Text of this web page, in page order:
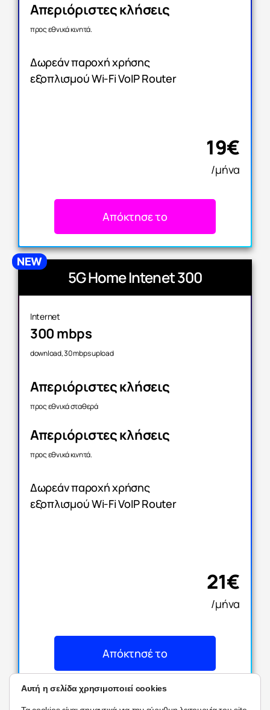
Απεριόριστες κλήσεις
προς εθνικά κινητά.
Δωρεάν παροχή χρήσης
εξοπλισμού Wi-Fi VoIP Router
19€
/μήνα
Απόκτησε το
5G Home Intenet 300
Internet
300 mbps
download, 30 mbps upload
Απεριόριστες κλήσεις
προς εθνικά σταθερά
Απεριόριστες κλήσεις
προς εθνικά κινητά.
Δωρεάν παροχή χρήσης
εξοπλισμού Wi-Fi VoIP Router
21€
/μήνα
Απόκτησέ το
Αυτή η σελίδα χρησιμοποιεί cookies